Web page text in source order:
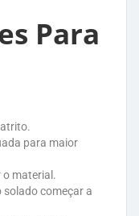
Para
para maior
o material.
solado começar a